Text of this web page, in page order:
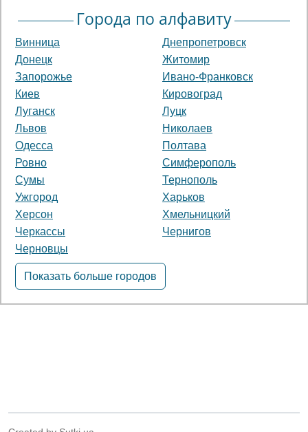
Города по алфавиту
Винница
Днепропетровск
Донецк
Житомир
Запорожье
Ивано-Франковск
Киев
Кировоград
Луганск
Луцк
Львов
Николаев
Одесса
Полтава
Ровно
Симферополь
Сумы
Тернополь
Ужгород
Харьков
Херсон
Хмельницкий
Черкассы
Чернигов
Черновцы
Показать больше городов